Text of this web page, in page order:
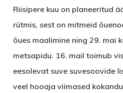
Riisiperekuu on planeeritud
rütmis, sest on mitmeid
õues maalimine ning 29. mai
metsapidu. 16. mail toimub
eesolevat suve suvesoovide
veel hooaja viimased